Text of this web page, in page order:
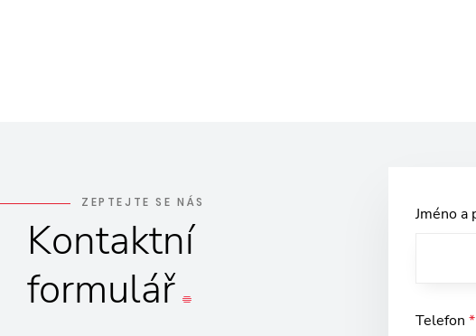
ZEPTEJTE SE NÁS
Kontaktní
formulář
Jméno a
Telefon *